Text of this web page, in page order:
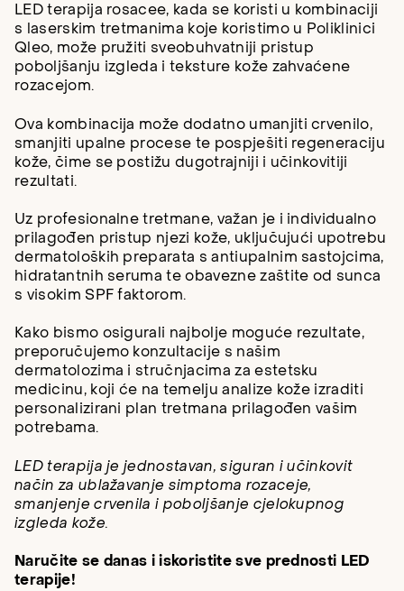
LED terapija rosacee, kada se koristi u kombinaciji
s laserskim tretmanima koje koristimo u Poliklinici
Qleo, može pružiti sveobuhvatniji pristup
poboljšanju izgleda i teksture kože zahvaćene
rozacejom.
Ova kombinacija može dodatno umanjiti crvenilo,
smanjiti upalne procese te pospješiti regeneraciju
kože, čime se postižu dugotrajniji i učinkovitiji
rezultati.
Uz profesionalne tretmane, važan je i individualno
prilagođen pristup njezi kože, uključujući upotrebu
dermatoloških preparata s antiupalnim sastojcima,
hidratantnih seruma te obavezne zaštite od sunca
s visokim SPF faktorom.
Kako bismo osigurali najbolje moguće rezultate,
preporučujemo konzultacije s našim
dermatolozima i stručnjacima za estetsku
medicinu, koji će na temelju analize kože izraditi
personalizirani plan tretmana prilagođen vašim
potrebama.
LED terapija je jednostavan, siguran i učinkovit
način za ublažavanje simptoma rozaceje,
smanjenje crvenila i poboljšanje cjelokupnog
izgleda kože.
Naručite se danas i iskoristite sve prednosti LED
terapije!